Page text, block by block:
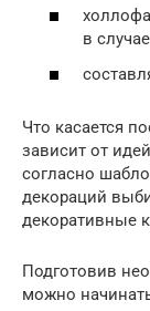
в
Что касается
зависит от
согласно
декораций
декоративные
Подготовив
можно